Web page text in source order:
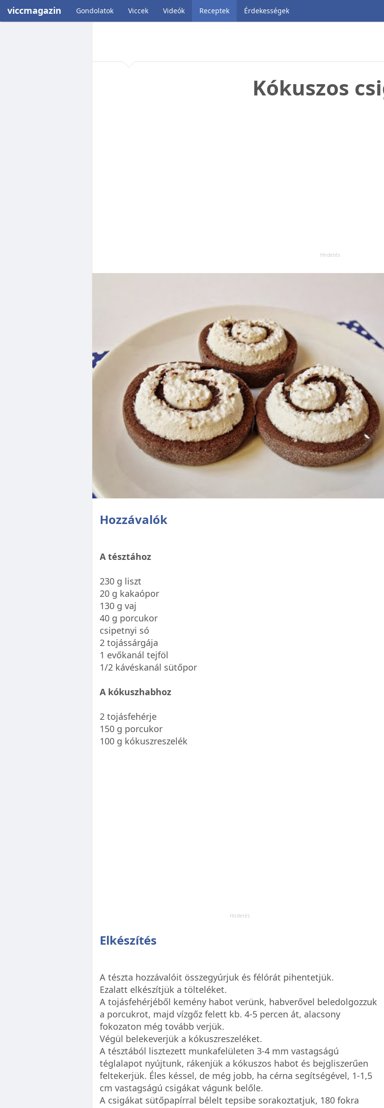
viccmagazin Gondolatok Viccek Videók Receptek Érdekességek
Kókuszos
Hozzávalók
A tésztához
230 g liszt
20 g kakaópor
130 g vaj
40 g porcukor
csipetnyi só
2 tojássárgája
1 evőkanál tejföl
1/2 kávéskanál sütőpor
A kókuszhabhoz
2 tojásfehérje
150 g porcukor
100 g kókuszreszelék
Elkészítés
A tészta hozzávalóit összegyúrjuk és félórát pihentetjük.
Ezalatt elkészítjük a tölteléket.
A tojásfehérjéből kemény habot verünk, habverővel beledolgozzuk
a porcukrot, majd vízgőz felett kb. 4-5 percen át, alacsony
fokozaton még tovább verjük.
Végül belekeverjük a kókuszreszeléket.
A tésztából lisztezett munkafelületen 3-4 mm vastagságú
téglalapot nyújtunk, rákenjük a kókuszos habot és bejgliszerűen
feltekerjük. Éles késsel, de még jobb, ha cérna segítségével, 1-1,5
cm vastagságú csigákat vágunk belőle.
A csigákat sütőpapírral bélelt tepsibe sorakoztatjuk, 180 fokra